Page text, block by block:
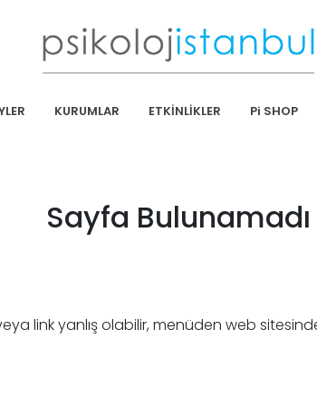
KURUMLAR ETKİNLİKLER Pi SHOP
Sayfa Bulunamadı
veya link yanlış olabilir, menüden web